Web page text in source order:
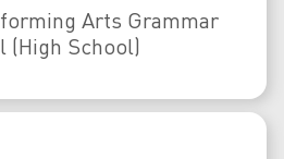
Arts Grammar
(High School)